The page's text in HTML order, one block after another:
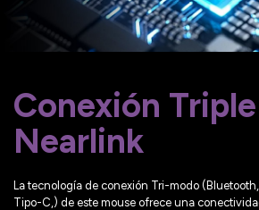
Conexión
Nearlink
La tecnología de conexión Tri-modo
Tipo-C,) de este mouse ofrece una